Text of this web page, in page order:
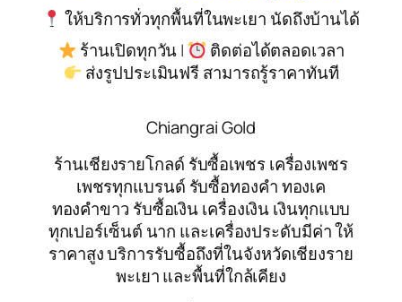
ให้บริการทั่วทุกพื้นที่ในพะเยา นัดถึงบ้านได้
ร้านเปิดทุกวัน |
ติดต่อได้ตลอดเวลา
ส่งรูปประเมินฟรี สามารถรู้ราคาทันที
Chiangrai Gold
ร้านเชียงรายโกลด์ รับซื้อเพชร เครื่องเพชร
เพชรทุกแบรนด์ รับซื้อทองคำ ทองเค
ทองคำขาว รับซื้อเงิน เครื่องเงิน เงินทุกแบบ
ทุกเปอร์เซ็นต์ นาก และเครื่องประดับมีค่า ให้
ราคาสูง บริการรับซื้อถึงที่ในจังหวัดเชียงราย
พะเยา และพื้นที่ใกล้เคียง